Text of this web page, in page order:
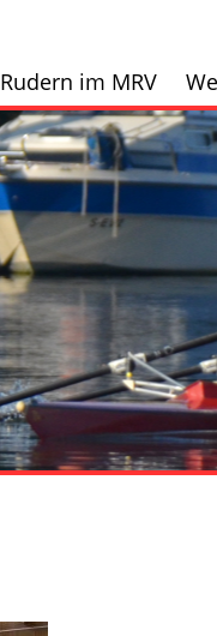
Rudern im MRV